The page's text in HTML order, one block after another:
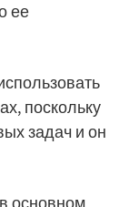
ее
поскольку
задач и он